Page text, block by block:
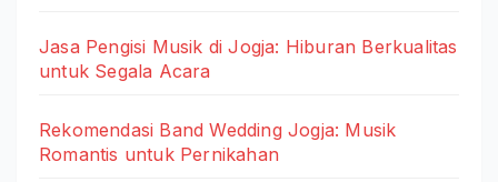
Jasa Pengisi Musik di Jogja: Hiburan Berkualitas
untuk Segala Acara
Rekomendasi Band Wedding Jogja: Musik
Romantis untuk Pernikahan